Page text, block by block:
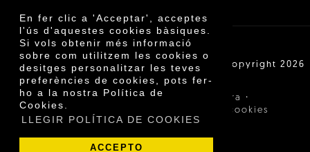
En fer clic a 'Acceptar', acceptes
l'ús d'aquestes cookies bàsiques.
Si vols obtenir més informació
sobre com utilitzem les cookies o
desitges personalitzar les teves
preferències de cookies, pots fer-
ho a la nostra Política de
Cookies.
LLEGIR POLÍTICA DE COOKIES
ACCEPTO
Cooperativa Agrícola de Cambrils SCCL | Copyright 2026
Avís legal · Condicions de compra ·
Política de privacitat Política de cookies